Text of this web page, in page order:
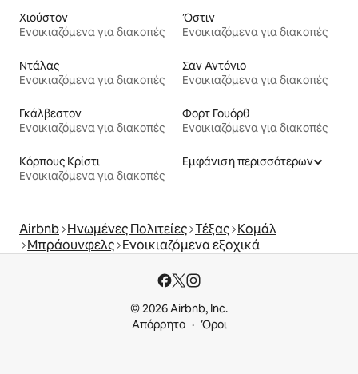
Χιούστον
Ενοικιαζόμενα για διακοπές
Όστιν
Ενοικιαζόμενα για διακοπές
Ντάλας
Ενοικιαζόμενα για διακοπές
Σαν Αντόνιο
Ενοικιαζόμενα για διακοπές
Γκάλβεστον
Ενοικιαζόμενα για διακοπές
Φορτ Γουόρθ
Ενοικιαζόμενα για διακοπές
Κόρπους Κρίστι
Ενοικιαζόμενα για διακοπές
Εμφάνιση περισσότερων
Airbnb Ηνωμένες Πολιτείες Τέξας Κομάλ
Μπράουνφελς Ενοικιαζόμενα εξοχικά
© 2026 Airbnb, Inc.
Απόρρητο
Όροι